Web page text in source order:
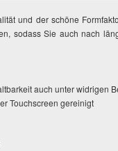
und der schöne
sodass Sie auch nach
auch unter widrigen
Touchscreen gereinigt